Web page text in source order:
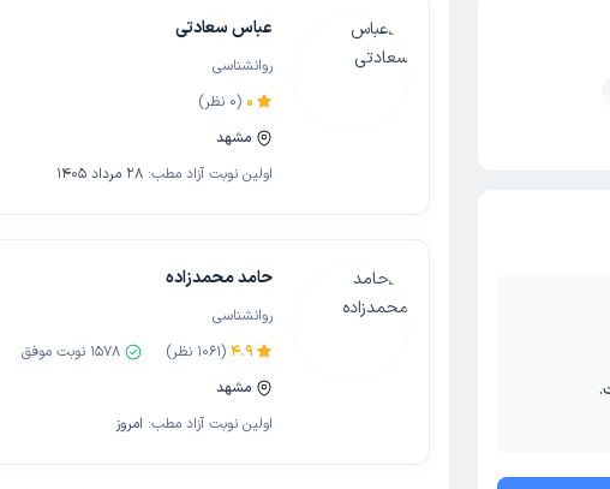
عباس سعادتی
روانشناسی
0
(
0 نظر)
مشهد
اولین نوبت آزاد مطب: 28 مرداد 1405
حامد محمدزاده
روانشناسی
4.9
(
1061 نظر) 1578 نوبت موفق
مشهد
اولین نوبت آزاد مطب: امروز